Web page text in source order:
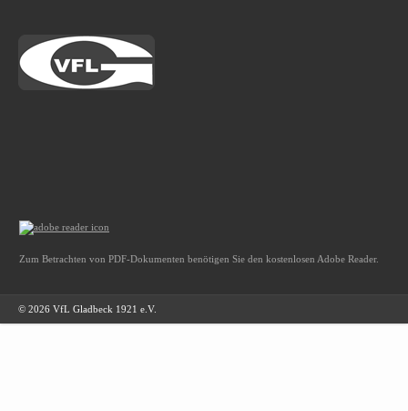
Zum Betrachten von PDF-Dokumenten benötigen Sie den kostenlosen Adobe Reader.
© 2026 VfL Gladbeck 1921 e.V.